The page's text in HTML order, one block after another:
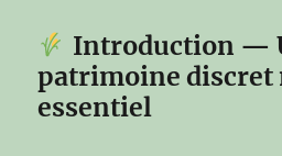
Introduction —
patrimoine discret
essentiel